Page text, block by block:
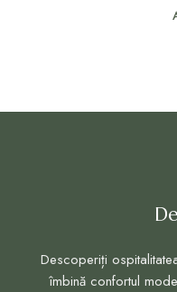
Descoperiți
îmbină confortul